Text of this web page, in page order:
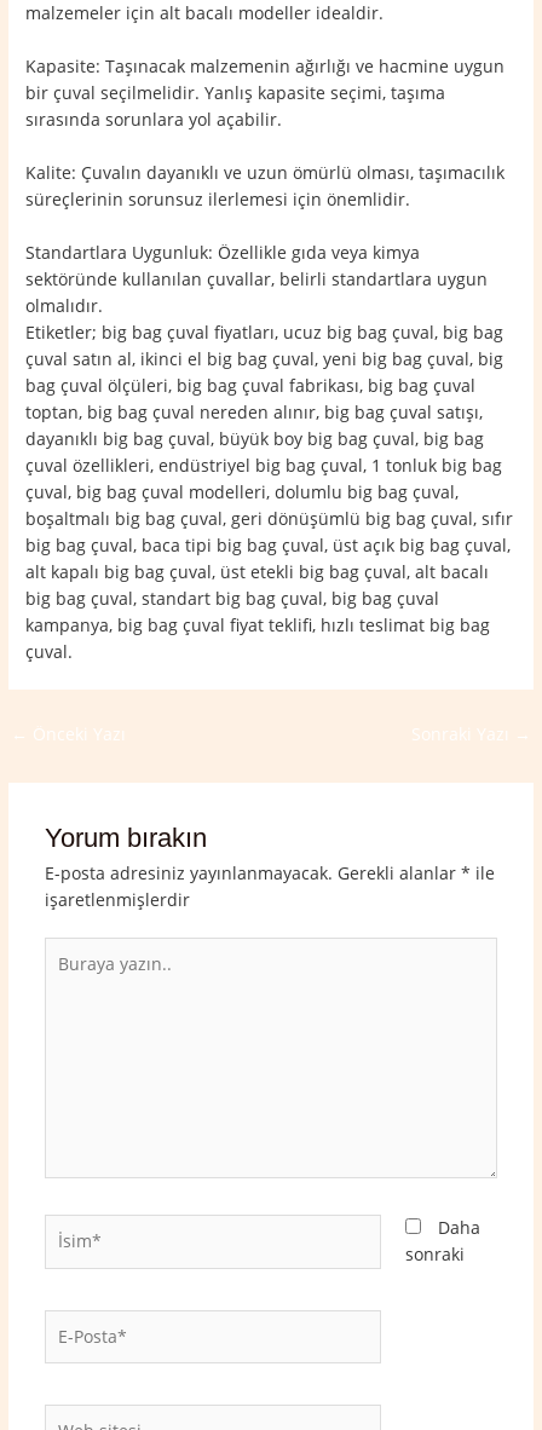
malzemeler için alt bacalı modeller idealdir.
Kapasite: Taşınacak malzemenin ağırlığı ve hacmine uygun
bir çuval seçilmelidir. Yanlış kapasite seçimi, taşıma
sırasında sorunlara yol açabilir.
Kalite: Çuvalın dayanıklı ve uzun ömürlü olması, taşımacılık
süreçlerinin sorunsuz ilerlemesi için önemlidir.
Standartlara Uygunluk: Özellikle gıda veya kimya
sektöründe kullanılan çuvallar, belirli standartlara uygun
olmalıdır.
Etiketler; big bag çuval fiyatları, ucuz big bag çuval, big bag
çuval satın al, ikinci el big bag çuval, yeni big bag çuval, big
bag çuval ölçüleri, big bag çuval fabrikası, big bag çuval
toptan, big bag çuval nereden alınır, big bag çuval satışı,
dayanıklı big bag çuval, büyük boy big bag çuval, big bag
çuval özellikleri, endüstriyel big bag çuval, 1 tonluk big bag
çuval, big bag çuval modelleri, dolumlu big bag çuval,
boşaltmalı big bag çuval, geri dönüşümlü big bag çuval, sıfır
big bag çuval, baca tipi big bag çuval, üst açık big bag çuval,
alt kapalı big bag çuval, üst etekli big bag çuval, alt bacalı
big bag çuval, standart big bag çuval, big bag çuval
kampanya, big bag çuval fiyat teklifi, hızlı teslimat big bag
çuval.
← Önceki Yazı Sonraki Yazı →
Yorum bırakın
E-posta adresiniz yayınlanmayacak. Gerekli alanlar * ile
işaretlenmişlerdir
yazın..
İsim*
Posta*
Daha
sonraki